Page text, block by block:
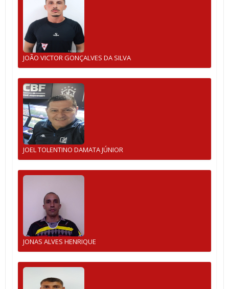
JOÃO VICTOR GONÇALVES DA SILVA
JOEL TOLENTINO DAMATA JÚNIOR
JONAS ALVES HENRIQUE